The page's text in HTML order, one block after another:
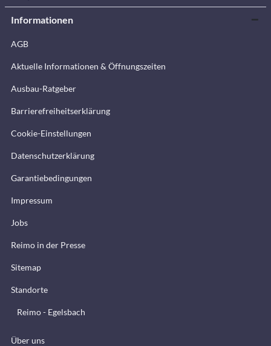
Informationen
AGB
Aktuelle Informationen & Öffnungszeiten
Ausbau-Ratgeber
Barrierefreiheitserklärung
Cookie-Einstellungen
Datenschutzerklärung
Garantiebedingungen
Impressum
Jobs
Reimo in der Presse
Sitemap
Standorte
Reimo - Egelsbach
Über uns